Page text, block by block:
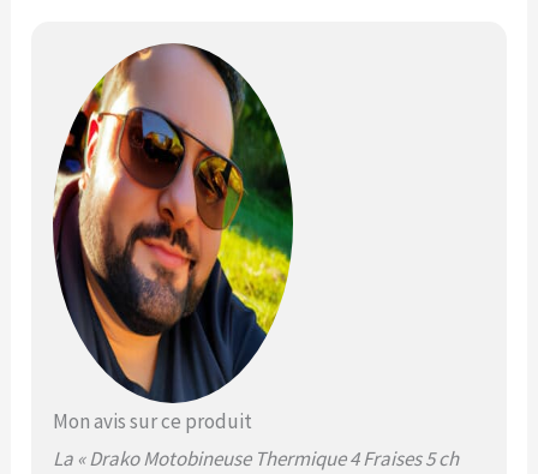
Mon avis sur ce produit
La « Drako Motobineuse Thermique 4 Fraises 5 ch